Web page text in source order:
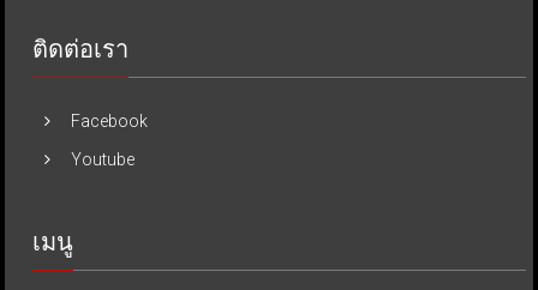
ติดต่อเรา
Facebook
Youtube
เมนู